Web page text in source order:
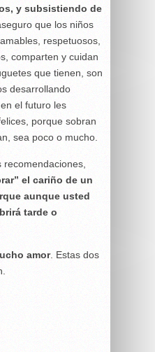
y subsistiendo de
que los niños
respetuosos,
comparten y cuidan
que tienen, son
desarrollando
el futuro les
porque sobran
sea poco o mucho.
el cariño de un
aunque usted
tarde o
amor. Estas dos